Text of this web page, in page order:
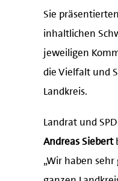
Sie
inhaltlichen
jeweiligen
die Vielfalt und
Landkreis.
Landrat und
Andreas Siebert
„Wir haben
ganzen